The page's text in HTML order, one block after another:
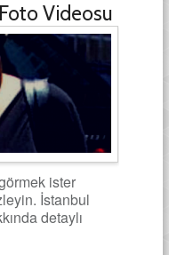
Videosu
ister
İstanbul
detaylı